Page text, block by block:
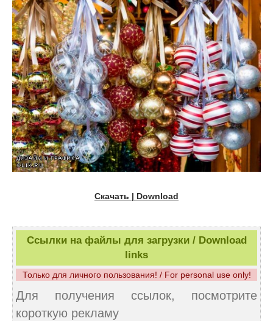
Скачать | Download
Ссылки на файлы для загрузки / Download
links
Только для личного пользования! / For personal use only!
Для получения ссылок, посмотрите
короткую рекламу